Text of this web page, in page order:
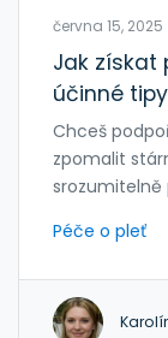
června 15, 2025
Jak získat
účinné tipy
Chceš
zpomalit
srozumitelně
které
které máš
přehlíží.
Péče o pleť